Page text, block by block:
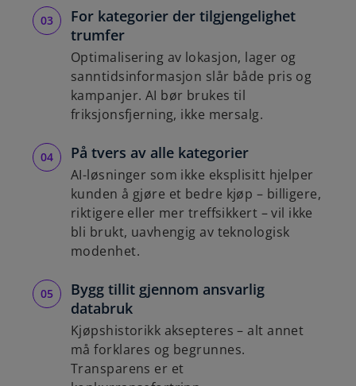
For kategorier der tilgjengelighet
trumfer
Optimalisering av lokasjon, lager og
sanntidsinformasjon slår både pris og
kampanjer. AI bør brukes til
friksjonsfjerning, ikke mersalg.
På tvers av alle kategorier
AI-løsninger som ikke eksplisitt hjelper
kunden å gjøre et bedre kjøp – billigere,
riktigere eller mer treffsikkert – vil ikke
bli brukt, uavhengig av teknologisk
modenhet.
Bygg tillit gjennom ansvarlig
databruk
Kjøpshistorikk aksepteres – alt annet
må forklares og begrunnes.
Transparens er et